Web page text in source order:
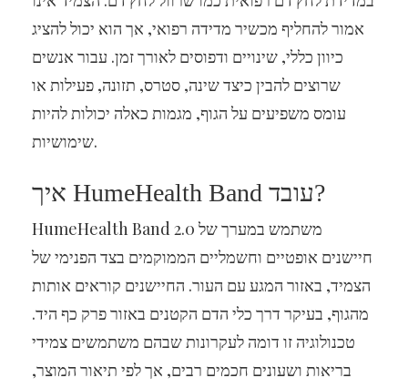
אמור להחליף מכשיר מדידה רפואי, אך הוא יכול להציג
כיוון כללי, שינויים ודפוסים לאורך זמן. עבור אנשים
שרוצים להבין כיצד שינה, סטרס, תזונה, פעילות או
עומס משפיעים על הגוף, מגמות כאלה יכולות להיות
שימושיות.
איך HumeHealth Band עובד?
HumeHealth Band 2.0 משתמש במערך של
חיישנים אופטיים וחשמליים הממוקמים בצד הפנימי של
הצמיד, באזור המגע עם העור. החיישנים קוראים אותות
מהגוף, בעיקר דרך כלי הדם הקטנים באזור פרק כף היד.
טכנולוגיה זו דומה לעקרונות שבהם משתמשים צמידי
בריאות ושעונים חכמים רבים, אך לפי תיאור המוצר,